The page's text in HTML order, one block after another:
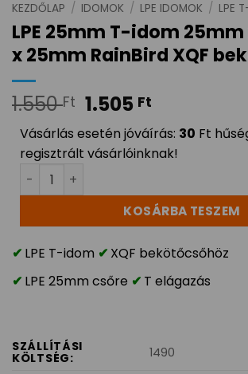
KEZDŐLAP / IDOMOK / LPE IDOMOK / LPE
LPE 25mm T-idom
x 25mm RainBird XQF
1.550Ft 1.505 Ft
Vásárlás esetén jóváírás: 30 Ft
regisztrált vásárlóinknak!
LPE 25mm T-idom 25mm x 3/4" km
KOSÁRBA TESZEM
LPE T-idom
XQF bekötőcsőhöz
LPE 25mm csőre
T elágazás
SZÁLLÍTÁSI
KÖLTSÉG:
1490